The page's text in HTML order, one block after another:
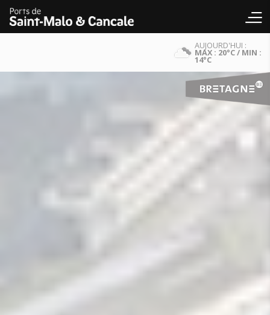
AUJOURD'HUI :
MAX : 20°C / MIN :
14°C